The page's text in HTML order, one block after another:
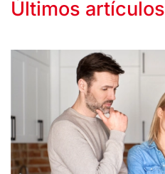
Últimos artículos